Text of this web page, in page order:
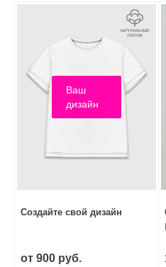
Ваш
дизайн
Создайте свой дизайн
от 900 руб.